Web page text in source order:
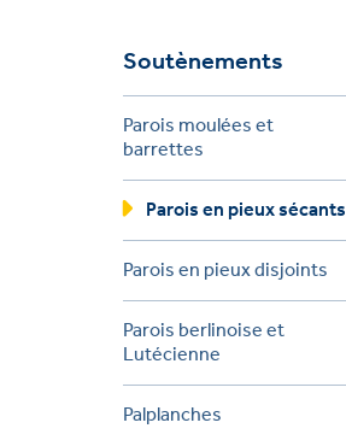
Soutènements
Parois moulées et
barrettes
Parois en pieux sécants
Parois en pieux disjoints
Parois berlinoise et
Lutécienne
Palplanches